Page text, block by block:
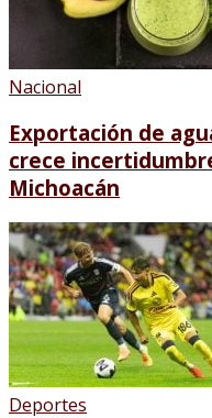
Nacional
Exportación de
crece
Michoacán
Deportes